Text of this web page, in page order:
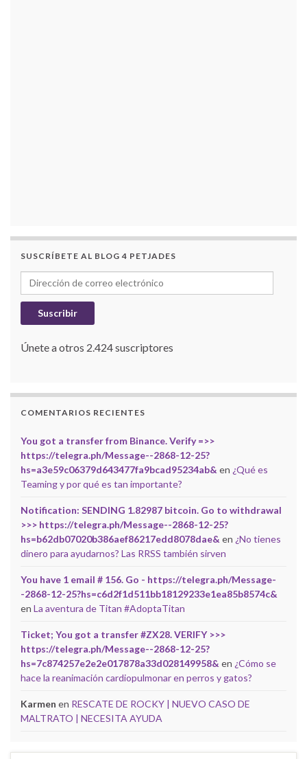
SUSCRÍBETE AL BLOG 4 PETJADES
Dirección de correo electrónico
Suscribir
Únete a otros 2.424 suscriptores
COMENTARIOS RECIENTES
You got a transfer from Binance. Verify =>>
https://telegra.ph/Message--2868-12-25?
hs=a3e59c06379d643477fa9bcad95234ab& en ¿Qué es
Teaming y por qué es tan importante?
Notification: SENDING 1.82987 bitcoin. Go to withdrawal
>>> https://telegra.ph/Message--2868-12-25?
hs=b62db07020b386aef86217edd8078dae& en ¿No tienes
dinero para ayudarnos? Las RRSS también sirven
You have 1 email # 156. Go - https://telegra.ph/Message-
-2868-12-25?hs=c6d2f1d511bb18129233e1ea85b8574c&
en La aventura de Titan #AdoptaTitan
Ticket; You got a transfer #ZX28. VERIFY >>>
https://telegra.ph/Message--2868-12-25?
hs=7c874257e2e2e017878a33d028149958& en ¿Cómo se
hace la reanimación cardiopulmonar en perros y gatos?
Karmen en RESCATE DE ROCKY | NUEVO CASO DE
MALTRATO | NECESITA AYUDA